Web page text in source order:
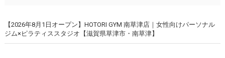
【2026年8月1日オープン】HOTORI GYM 南草津店｜女性向けパーソナル
ジム×ピラティススタジオ【滋賀県草津市・南草津】